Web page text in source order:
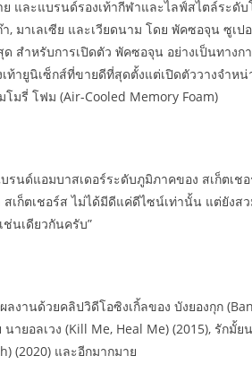
ย และแบรนด์รองเท้ากีฬาและไลฟ์สไตล์ระ
มาเลเซีย และเวียดนาม โดย พัคซอจุน ซูเ
สำหรับการเปิดตัว พัคซอจุน อย่างเป็นทาง
ท้ายูนิเซ็กส์ที่ขายดีที่สุดตั้งแต่เปิดตัววางจำ
มรี่ โฟม (Air-Cooled Memory Foam)
นด์แอมบาสเดอร์ระดับภูมิภาคของ สเก็ตเ
เก็ตเชอร์ส ไม่ได้มีดีแค่ดีไซน์เท่านั้น แต่ยัง
นเดียวกันครับ”
งานด้วยคลิปวิดีโอซิงเกิ้ลของ บังยองกุก
อลเวง (Kill Me, Heal Me) (2015), รักมั้ย
(2020) และอีกมากมาย